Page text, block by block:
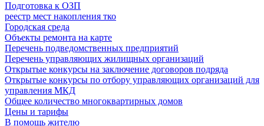
Подготовка к ОЗП
реестр мест накопления тко
Городская среда
Объекты ремонта на карте
Перечень подведомственных предприятий
Перечень управляющих жилищных организаций
Открытые конкурсы на заключение договоров подряда
Открытые конкурсы по отбору управляющих организаций для
управления МКД
Общее количество многоквартирных домов
Цены и тарифы
В помощь жителю